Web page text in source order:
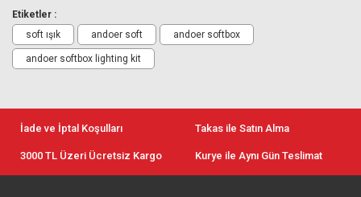
Etiketler :
soft ışık
andoer soft andoer softbox
andoer softbox lighting kit
İade ve İptal Koşulları Takas ile Satın Alma
3000 TL Üzeri Ücretsiz Kargo Kurye ile Aynı Gün Teslimat